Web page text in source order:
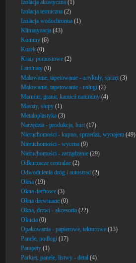
Izolacja akustyczna (1)
Izolacja termiczna (2)
Izolacja wodochronna (1)
Klimatyzacja (43)
Kominy (6)
Korek (0)
Kraty pomostowe (2)
Laminaty (0)
Malowanie, tapetowanie - artykuły, sprzęt (3)
Malowanie, tapetowanie - usługi (2)
Marmur, granit, kamień naturalny (4)
Maszty, słupy (1)
Metaloplastyka (3)
Narzędzia - produkcja, hurt (17)
Nieruchomości - kupno, sprzedaż, wynajem (49)
Nieruchomości - wycena (9)
Nieruchomości - zarządzanie (29)
Odkurzacze centralne (2)
Odwodnienia dróg i autostrad (2)
Okna (19)
Okna dachowe (3)
Okna drewniane (0)
Okna, drzwi - akcesoria (22)
Okucia (0)
Opakowania - papierowe, tekturowe (13)
Panele, podłogi (17)
Parapety (1)
Parkiet, panele, listwy - detal (4)